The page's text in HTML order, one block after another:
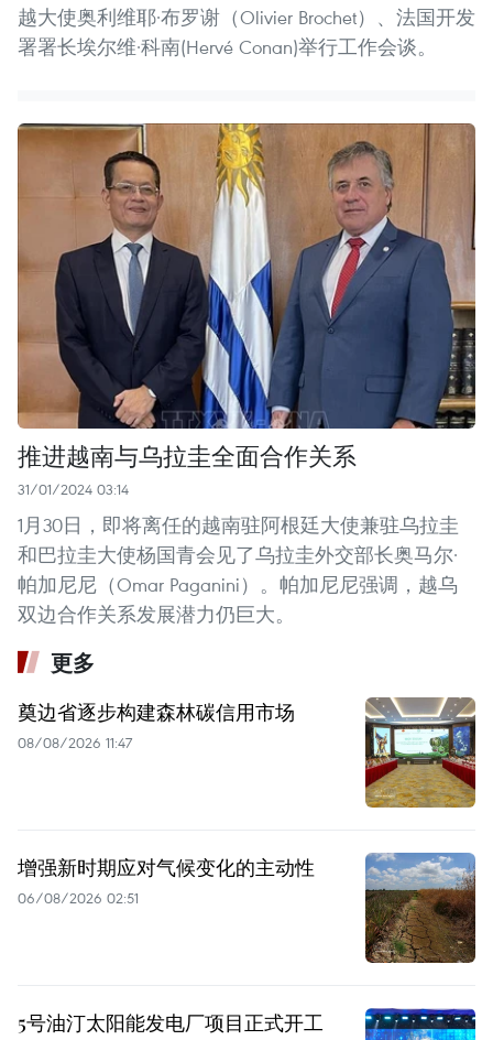
越大使奥利维耶·布罗谢（Olivier Brochet）、法国开发
署署长埃尔维·科南(Hervé Conan)举行工作会谈。
推进越南与乌拉圭全面合作关系
31/01/2024 03:14
1月30日，即将离任的越南驻阿根廷大使兼驻乌拉圭
和巴拉圭大使杨国青会见了乌拉圭外交部长奥马尔·
帕加尼尼（Omar Paganini）。帕加尼尼强调，越乌
双边合作关系发展潜力仍巨大。
更多
奠边省逐步构建森林碳信用市场
08/08/2026 11:47
增强新时期应对气候变化的主动性
06/08/2026 02:51
5号油汀太阳能发电厂项目正式开工